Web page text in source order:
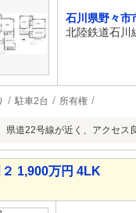
石川県野々市
北陸鉄道石川
駐車2台 所有権
県道22号線が近く、アクセス
1,900万円 4LK